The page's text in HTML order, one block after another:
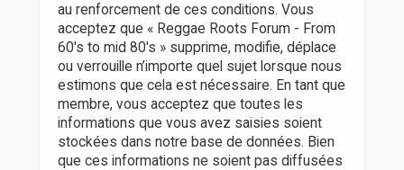
au renforcement de ces conditions. Vous
acceptez que « Reggae Roots Forum - From
60's to mid 80's » supprime, modifie, déplace
ou verrouille n’importe quel sujet lorsque nous
estimons que cela est nécessaire. En tant que
membre, vous acceptez que toutes les
informations que vous avez saisies soient
stockées dans notre base de données. Bien
que ces informations ne soient pas diffusées